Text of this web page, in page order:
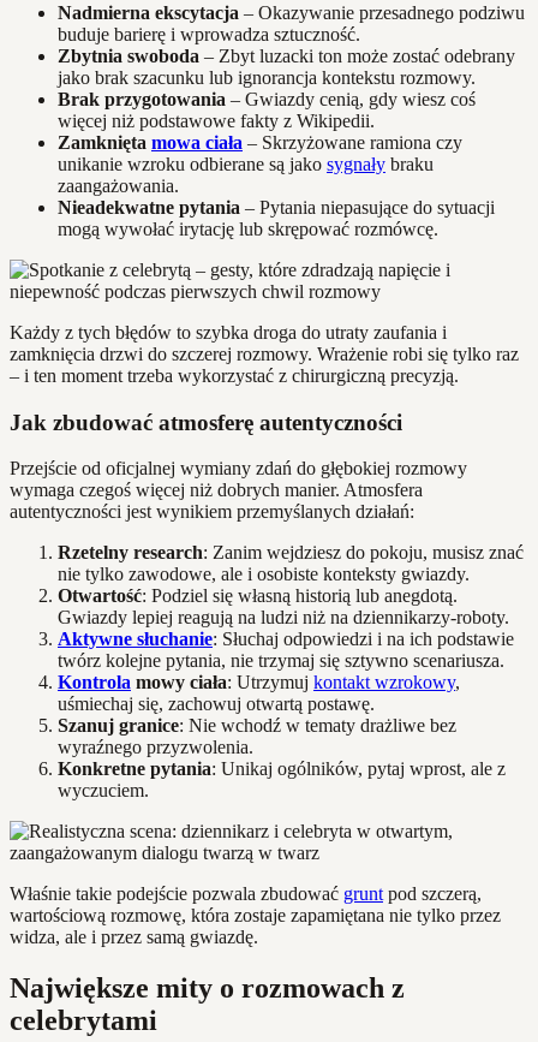
Nadmierna ekscytacja – Okazywanie przesadnego podziwu
buduje barierę i wprowadza sztuczność.
Zbytnia swoboda – Zbyt luzacki ton może zostać odebrany
jako brak szacunku lub ignorancja kontekstu rozmowy.
Brak przygotowania – Gwiazdy cenią, gdy wiesz coś
więcej niż podstawowe fakty z Wikipedii.
Zamknięta mowa ciała – Skrzyżowane ramiona czy
unikanie wzroku odbierane są jako sygnały braku
zaangażowania.
Nieadekwatne pytania – Pytania niepasujące do sytuacji
mogą wywołać irytację lub skrępować rozmówcę.
Każdy z tych błędów to szybka droga do utraty zaufania i
zamknięcia drzwi do szczerej rozmowy. Wrażenie robi się tylko raz
– i ten moment trzeba wykorzystać z chirurgiczną precyzją.
Jak zbudować atmosferę autentyczności
Przejście od oficjalnej wymiany zdań do głębokiej rozmowy
wymaga czegoś więcej niż dobrych manier. Atmosfera
autentyczności jest wynikiem przemyślanych działań:
Rzetelny research: Zanim wejdziesz do pokoju, musisz znać
nie tylko zawodowe, ale i osobiste konteksty gwiazdy.
Otwartość: Podziel się własną historią lub anegdotą.
Gwiazdy lepiej reagują na ludzi niż na dziennikarzy-roboty.
Aktywne słuchanie: Słuchaj odpowiedzi i na ich podstawie
twórz kolejne pytania, nie trzymaj się sztywno scenariusza.
Kontrola mowy ciała: Utrzymuj kontakt wzrokowy,
uśmiechaj się, zachowuj otwartą postawę.
Szanuj granice: Nie wchodź w tematy drażliwe bez
wyraźnego przyzwolenia.
Konkretne pytania: Unikaj ogólników, pytaj wprost, ale z
wyczuciem.
Właśnie takie podejście pozwala zbudować grunt pod szczerą,
wartościową rozmowę, która zostaje zapamiętana nie tylko przez
widza, ale i przez samą gwiazdę.
Największe mity o rozmowach z
celebrytami